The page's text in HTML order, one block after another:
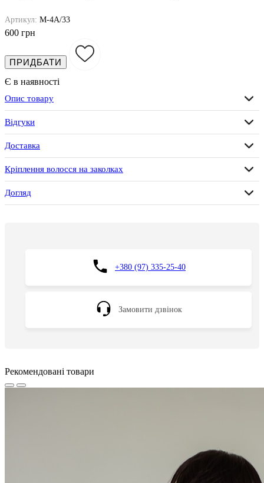
Артикул: M-4A/33
600 грн
ПРИДБАТИ
Є в наявності
Опис товару
Відгуки
Доставка
Кріплення волосся на заколках
Догляд
+380 (97) 335-25-40
Замовити дзвінок
Рекомендовані товари